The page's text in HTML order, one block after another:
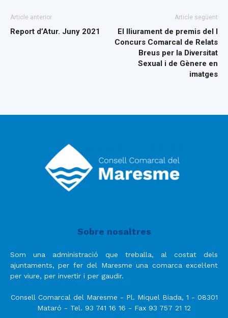
Article anterior
Report d’Atur. Juny 2021
Article següent
El lliurament de premis del I
Concurs Comarcal de Relats
Breus per la Diversitat
Sexual i de Gènere en
imatges
Sobre nosaltres
Som una administració que treballa, al costat dels
ajuntaments, per fer del Maresme una comarca excel·lent
per viure, per invertir i per gaudir.
Consell Comarcal del Maresme - Pl. Miquel Biada, 1 - 08301
Mataró - Tel. 93 741 16 16 - Fax 93 757 21 12